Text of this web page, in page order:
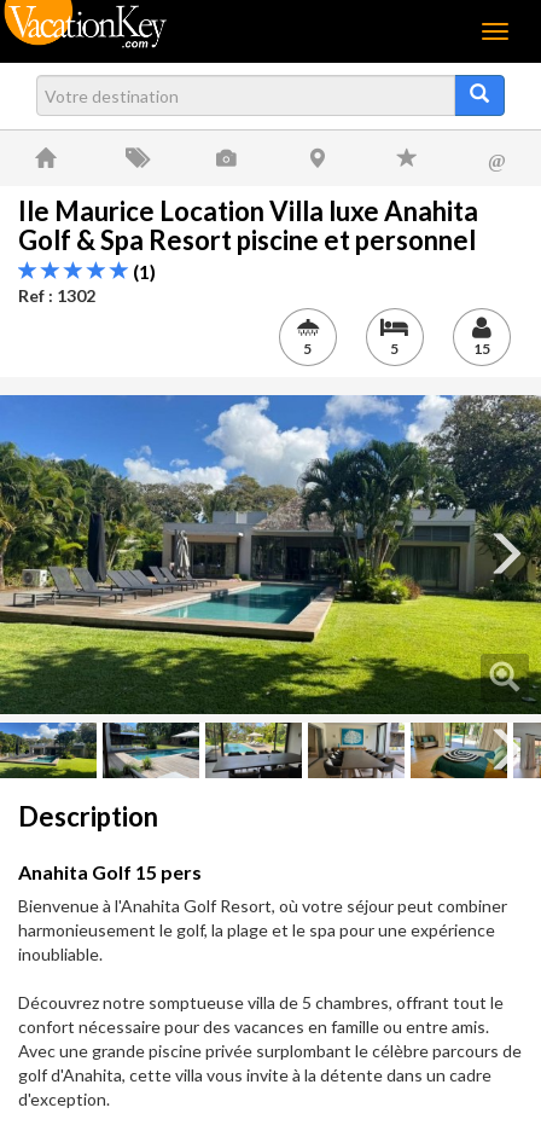
Menu
@
Ile Maurice Location Villa luxe Anahita
Golf & Spa Resort piscine et personnel
(1)
Ref : 1302
5 5 15
Next
Description
Anahita Golf 15 pers
Bienvenue à l'Anahita Golf Resort, où votre séjour peut combiner
harmonieusement le golf, la plage et le spa pour une expérience
inoubliable.
Découvrez notre somptueuse villa de 5 chambres, offrant tout le
confort nécessaire pour des vacances en famille ou entre amis.
Avec une grande piscine privée surplombant le célèbre parcours de
golf d'Anahita, cette villa vous invite à la détente dans un cadre
d'exception.